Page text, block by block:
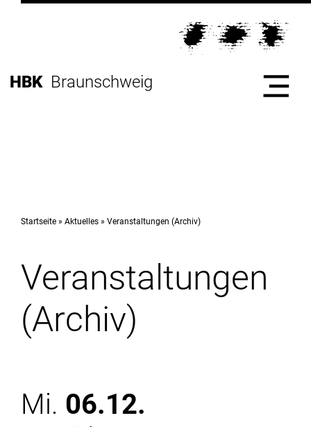
Inhalt
zur
Direkt
HBK Braunschweig
Hochschule
Studium
Institute
Infrastruktur
Startseite Aktuelles Veranstaltungen (Archiv)
Veranstaltungen
(Archiv)
Mi. 06.12.